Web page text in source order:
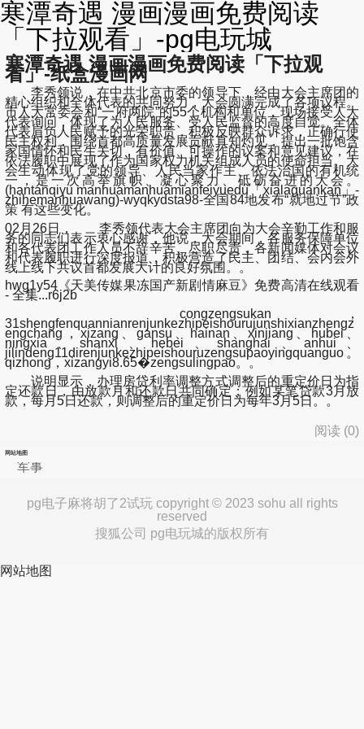
寒潭奇遇 漫画漫画免费阅读
「下拉观看」-pg电玩城
寒潭奇遇 漫画漫画免费阅读「下拉观
看」-纸盒漫画网
李秀领说，在中共北京市委的领导下，经由大会主席团的
精心组织和全体代表的共同努力，大会圆满完成了各项议程。
市人大常委会和“一府两院”的55个机构和单位，现场接受人大
代表询问，体现了为人民服务、受人民监督的高度自觉。全体
代表肩负人民赋予的光荣职责，积极反映群众诉求，正确行使
民主权利，围绕首都高质量发展贡献真知灼见，提出一批饱含
家国情怀和民生关切，有价值、可操作的议案和意见建议，在
依法履职中展现了作为国家权力机关组成人员的使命担当。大
会生动体现了党的领导、人民当家作主、依法治国的有机统
一，是一次高举旗帜、凝心聚力、砥砺奋进的大会。
(hantanqiyu manhuamanhuamianfeiyuedu「xialaguankan」-
zhihemanhuawang)-wyqkydsta98-全国84地发布“就地过节”政
策 有这些变化。
02月26日， 李秀领代表大会主席团向为大会辛勤工作和服
务的同志们表示衷心感谢，他说，大会期间，各服务保障单位
和各代表团工作人员不辞辛苦、尽职尽责，各新闻媒体对会议
和代表履职进行深度报道，积极营造了民主、团结、会内会外
线上线下共议首都发展大计的良好氛围。。
hwg1y54《天美传媒果冻国产新剧情麻豆》免费高清在线观看
- 全集...r6j2b
congzengsukan，
31shengfenquannianrenjunkezhipeishourujunshixianzhengz
engchang，xizang、gansu、hainan、xinjiang、hubei、
ningxia、shanxi、hebei、shanghai、anhui、
jilindeng11direnjunkezhipeishouruzengsupaoyingquanguo。
qizhong，xizangyi8.65�zengsulingpao。。
说明显示，办理房贷利率调整方式调整后的重定价日为指
定还款日，由放款月和还款日共同确定；例如某笔贷款3月放
款，每月5日还款，则调整后的重定价日为每年3月5日。。
阅读 (0)
网站地图
军事
pg电子麻将胡了2试玩 copyright © 2023 sohu all rights
reserved
搜狐公司 pg电玩城的版权所有
网站地图